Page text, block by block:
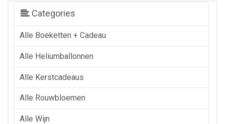
Categories
Alle Boeketten + Cadeau
Alle Heliumballonnen
Alle Kerstcadeaus
Alle Rouwbloemen
Alle Wijn